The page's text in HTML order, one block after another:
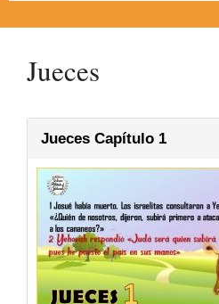
Jueces
Jueces Capítulo 1